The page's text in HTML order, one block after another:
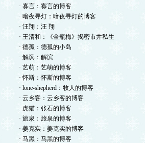
· 寡言：寡言的博客
· 暗夜寻灯：暗夜寻灯的博客
· 汪翔：汪 翔
· 王清和：《金瓶梅》揭密市井私生
· 德孤：德孤的小岛
· 解滨：解滨
· 艺萌：艺萌的博客
· 怀斯：怀斯的博客
· lone-shepherd：牧人的博客
· 云乡客：云乡客的博客
· 虎猫：张石的博客
· 旅泉：旅泉的博客
· 姜克实：姜克实的博客
· 马黑：马黑的博客